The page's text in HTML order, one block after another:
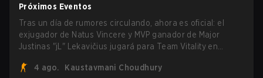
Próximos Eventos
Tras un día de rumores circulando, ahora es oficial: el
exjugador de Natus Vincere y MVP ganador de Major
Justinas "jL" Lekavičius jugará para Team Vitality en
lituano dio la noticia él mismo en stream, bromeando:
4 ago. Kaustavmani Choudhury